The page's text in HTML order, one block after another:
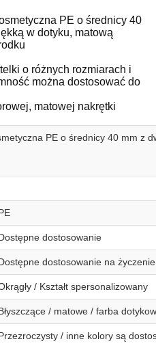
PE o średnicy 40
w dotyku, matową
o różnych rozmiarach i
można dostosować do
matowej nakrętki
PE o średnicy 40 mm z
dostosowanie
dostosowanie na życzenie
/ Kształt spersonalizowany
/ matowe / farba
/ inne kolory są